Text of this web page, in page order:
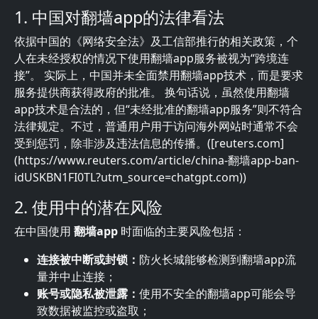
1. 中国对翻墙app的法律看法
依据中国的《网络安全法》及工信部推行的相关政策，个
人在未经授权的情况下使用翻墙app服务被视为“跨境连
接”。 实际上，中国并未全面禁用翻墙app技术，而是要求
服务提供商获得政府的批准。 换句话说，虽然使用翻墙
app技术是合法的，但“未经批准的翻墙app服务”则不符合
法律规定。不过，普通用户用于访问海外网站时通常不会
受到惩罚，除非涉及违法信息的传播。([reuters.com]
(https://www.reuters.com/article/china-翻墙app-ban-
idUSKBN1FI0TL?utm_source=chatgpt.com))
2. 使用中的潜在风险
在中国使用 翻墙app 时面临的主要风险包括：
连接被中断或封锁： 防火长城能够检测到翻墙app流
量并中止连接；
账号或隐私被泄露： 使用不安全的翻墙app可能会导
致数据被监控或盗取；